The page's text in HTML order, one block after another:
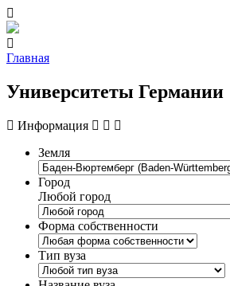
Главная
Университеты Германии
Информация
Земля
Город
Любой город
Форма собственности
Тип вуза